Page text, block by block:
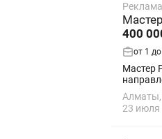
Реклама
400
от 1
Мастер PDR О компании: В студию детейлинга Pro PDR требуется мастер по удалению вмятин без
Алматы,
23 июля